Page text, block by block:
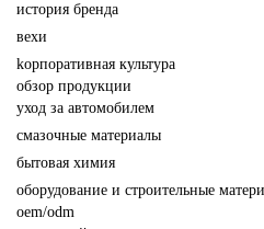
история бренда
вехи
kорпоративная культура
обзор продукции
yход за автомобилем
cмазочные материалы
бытовая химия
oборудование и строительные
oem/odm